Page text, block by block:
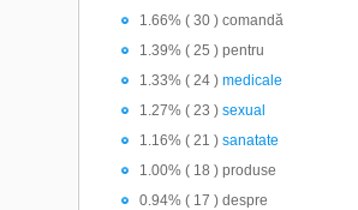
1.66% ( 30 ) comandă
1.39% ( 25 ) pentru
1.33% ( 24 )medicale
1.27% ( 23 )sexual
1.16% ( 21 )sanatate
1.00% ( 18 ) produse
0.94% ( 17 ) despre